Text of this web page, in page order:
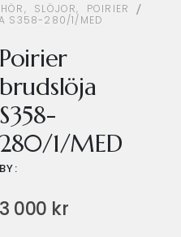
, SLÖJOR,
POIRIER
S358-280/1/MED
Poirier
brudslöja
S358-
280/1/MED
BY:
3 000 kr